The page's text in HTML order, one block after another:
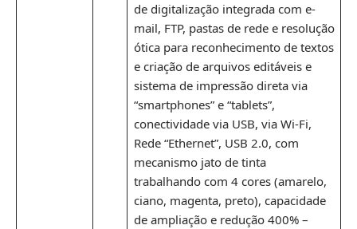
de digitalização integrada com e-
mail, FTP, pastas de rede e resolução
ótica para reconhecimento de textos
e criação de arquivos editáveis e
sistema de impressão direta via
“smartphones” e “tablets”,
conectividade via USB, via Wi-Fi,
Rede “Ethernet”, USB 2.0, com
mecanismo jato de tinta
trabalhando com 4 cores (amarelo,
ciano, magenta, preto), capacidade
de ampliação e redução 400% –